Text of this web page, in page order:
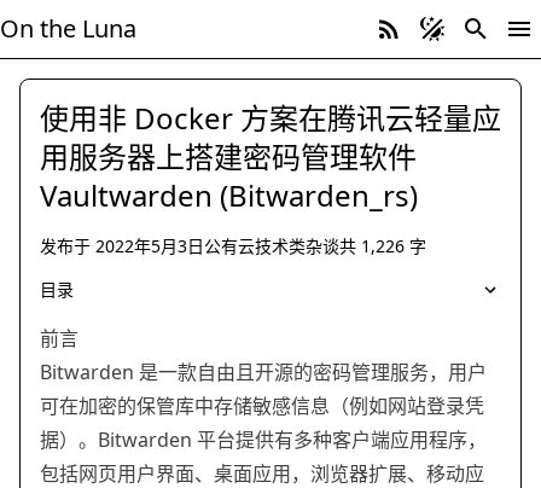
On the Luna
使用非 Docker 方案在腾讯云轻量应
用服务器上搭建密码管理软件
Vaultwarden (Bitwarden_rs)
发布于 2022年5月3日公有云技术类杂谈共 1,226 字
目录
前言
Bitwarden 是一款自由且开源的密码管理服务，用户
可在加密的保管库中存储敏感信息（例如网站登录凭
据）。Bitwarden 平台提供有多种客户端应用程序，
包括网页用户界面、桌面应用，浏览器扩展、移动应